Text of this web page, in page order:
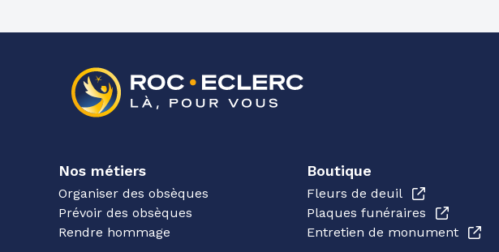
Nos métiers
Organiser des obsèques
Prévoir des obsèques
Rendre hommage
Boutique
Fleurs de deuil
Plaques funéraires
Entretien de monument